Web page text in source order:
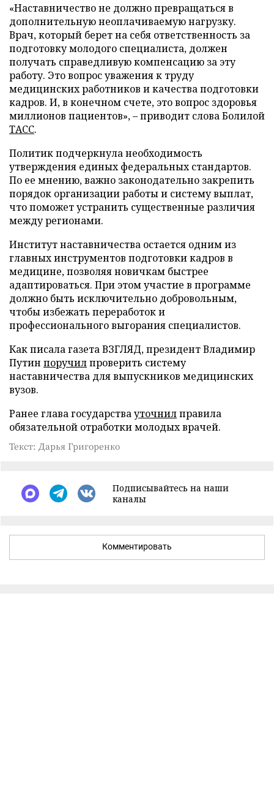
«Наставничество не должно превращаться в
дополнительную неоплачиваемую нагрузку.
Врач, который берет на себя ответственность за
подготовку молодого специалиста, должен
получать справедливую компенсацию за эту
работу. Это вопрос уважения к труду
медицинских работников и качества подготовки
кадров. И, в конечном счете, это вопрос здоровья
миллионов пациентов», – приводит слова Болилой
ТАСС.
Политик подчеркнула необходимость
утверждения единых федеральных стандартов.
По ее мнению, важно законодательно закрепить
порядок организации работы и систему выплат,
что поможет устранить существенные различия
между регионами.
Институт наставничества остается одним из
главных инструментов подготовки кадров в
медицине, позволяя новичкам быстрее
адаптироваться. При этом участие в программе
должно быть исключительно добровольным,
чтобы избежать переработок и
профессионального выгорания специалистов.
Как писала газета ВЗГЛЯД, президент Владимир
Путин поручилпроверить систему
наставничества для выпускников медицинских
вузов.
Ранее глава государствауточнилправила
обязательной отработки молодых врачей.
Текст: Дарья Григоренко
Подписывайтесь на наши
каналы
Комментировать